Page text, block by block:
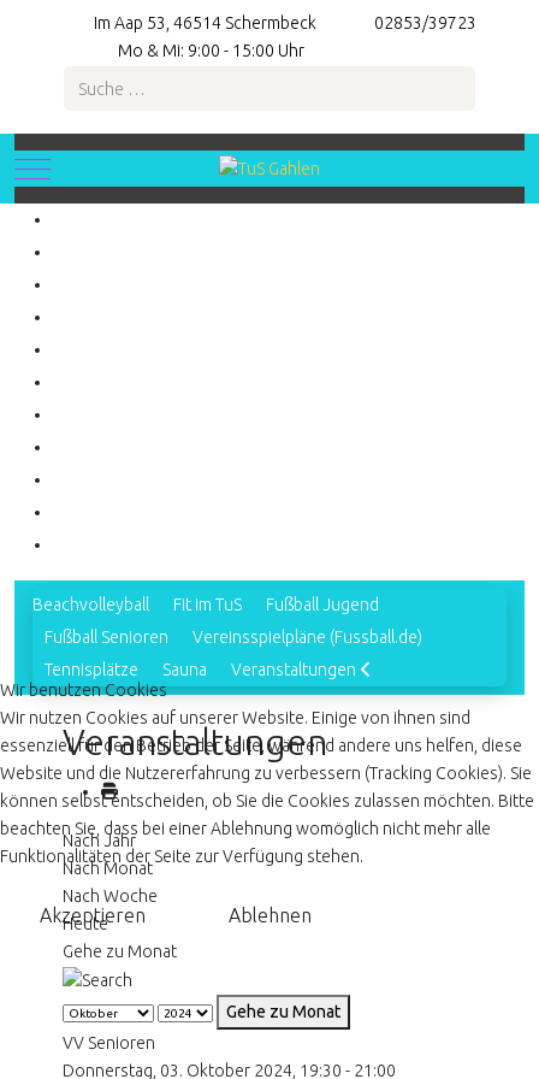
Im Aap 53, 46514 Schermbeck
02853/39723
Mo & Mi: 9:00 - 15:00 Uhr
Suchen
Mobile Menu Toggle
Beachvolleyball Fit im TuS
Fußball Jugend
Fußball Senioren
Vereinsspielpläne (Fussball.de)
Tennisplätze
Sauna Veranstaltungen
Veranstaltungen
Nach Jahr
Nach Monat
Nach Woche
Heute
Gehe zu Monat
Gehe zu Monat
VV Senioren
Donnerstag, 03. Oktober 2024, 19:30 - 21:00
Wir benutzen Cookies
Wir nutzen Cookies auf unserer Website. Einige von ihnen sind
essenziell für den Betrieb der Seite, während andere uns helfen, diese
Website und die Nutzererfahrung zu verbessern (Tracking Cookies). Sie
können selbst entscheiden, ob Sie die Cookies zulassen möchten. Bitte
beachten Sie, dass bei einer Ablehnung womöglich nicht mehr alle
Funktionalitäten der Seite zur Verfügung stehen.
Akzeptieren Ablehnen